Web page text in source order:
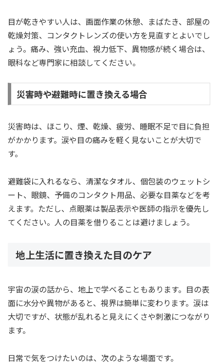
目が乾きやすい人は、画面作業の休憩、まばたき、部屋の
乾燥対策、コンタクトレンズの使い方を見直すとよいでし
ょう。痛み、強い充血、視力低下、異物感が続く場合は、
眼科など専門家に相談してください。
災害時や避難時に置き換える場合
災害時は、ほこり、煙、乾燥、疲労、睡眠不足で目に負担
がかかります。涙や目の痛みを軽く見ないことが大切で
す。
避難袋に入れるなら、清潔なタオル、個包装のウェットシ
ート、眼鏡、予備のコンタクト用品、必要な目薬などを考
えます。ただし、点眼薬は製品表示や医師の指示を優先し
てください。人の目薬を借りることは避けましょう。
地上生活に置き換えた目のケア
宇宙の涙の話から、地上で学べることもあります。目の表
面に水分や異物があると、視界は簡単に変わります。涙は
大切ですが、状態が乱れると見えにくさや刺激につながり
ます。
日常で気をつけたいのは、次のような場面です。